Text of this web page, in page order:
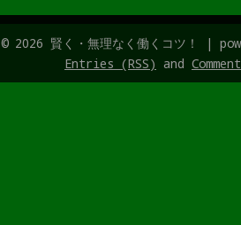
© 2026 賢く・無理なく働くコツ！ |
Entries (RSS) and